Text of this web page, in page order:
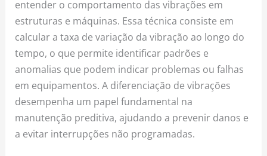
entender o comportamento das vibrações em
estruturas e máquinas. Essa técnica consiste em
calcular a taxa de variação da vibração ao longo do
tempo, o que permite identificar padrões e
anomalias que podem indicar problemas ou falhas
em equipamentos. A diferenciação de vibrações
desempenha um papel fundamental na
manutenção preditiva, ajudando a prevenir danos e
a evitar interrupções não programadas.